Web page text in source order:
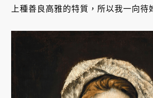
上種善良高雅的特質，所以我一向待